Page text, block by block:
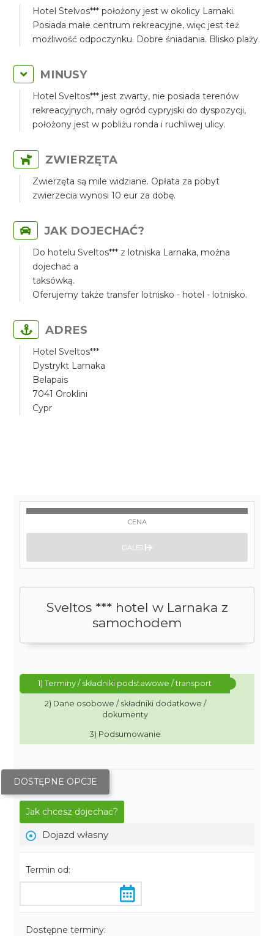
Hotel Stelvos*** położony jest w okolicy Larnaki.
Posiada małe centrum rekreacyjne, więc jest też
możliwość odpoczynku. Dobre śniadania. Blisko plaży.
MINUSY
Hotel Sveltos*** jest zwarty, nie posiada terenów
rekreacyjnych, mały ogród cypryjski do dyspozycji,
położony jest w pobliżu ronda i ruchliwej ulicy.
ZWIERZĘTA
Zwierzęta są mile widziane. Opłata za pobyt
zwierzecia wynosi 10 eur za dobę.
JAK DOJECHAĆ?
Do hotelu Sveltos*** z lotniska Larnaka, można
dojechać a
taksówką.
Oferujemy także transfer lotnisko - hotel - lotnisko.
ADRES
Hotel Sveltos***
Dystrykt Larnaka
Belapais
7041 Oroklini
Cypr
Sveltos *** hotel w Larnaka z
samochodem
1) Terminy / składniki podstawowe / transport
2) Dane osobowe / składniki dodatkowe /
dokumenty
3) Podsumowanie
DOSTĘPNE OPCJE
Jak chcesz dojechać?
Dojazd własny
Termin od:
Dostępne terminy:
CENA
DALEJ